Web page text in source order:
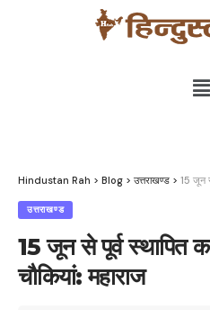
Hindustan Rah > Blog > उत्तराखण्ड > 15 जून से
उत्तराखण्ड
15 जून से पूर्व स्थापित
चौकियां: महाराज